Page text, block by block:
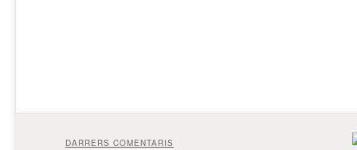
DARRERS COMENTARIS